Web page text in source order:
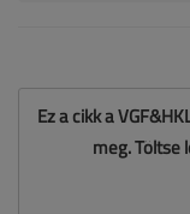
Ez a cikk a
meg. Töltse